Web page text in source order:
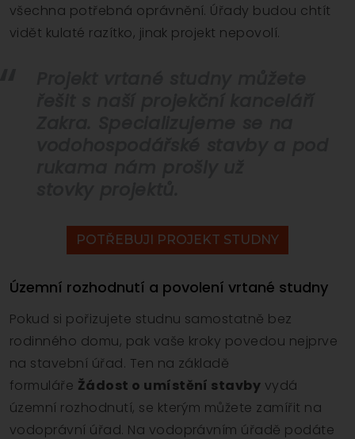
všechna potřebná oprávnění. Úřady budou chtít
vidět kulaté razítko, jinak projekt nepovolí.
POTŘEBUJI PROJEKT STUDNY
Územní rozhodnutí a povolení vrtané studny
Pokud si pořizujete studnu samostatně bez
rodinného domu, pak vaše kroky povedou nejprve
na stavební úřad. Ten na základě
formuláře Žádost o umístění stavby vydá
územní rozhodnutí, se kterým můžete zamířit na
vodoprávní úřad. Na vodoprávním úřadě podáte